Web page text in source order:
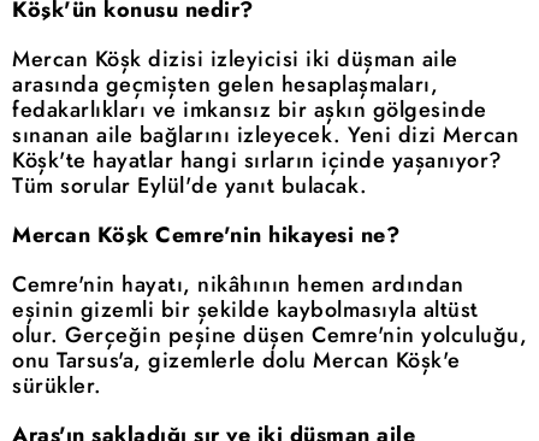
Köşk'ün konusu nedir?
Mercan Köşk dizisi izleyicisi iki düşman aile
arasında geçmişten gelen hesaplaşmaları,
fedakarlıkları ve imkansız bir aşkın gölgesinde
sınanan aile bağlarını izleyecek. Yeni dizi Mercan
Köşk'te hayatlar hangi sırların içinde yaşanıyor?
Tüm sorular Eylül'de yanıt bulacak.
Mercan Köşk Cemre'nin hikayesi ne?
Cemre'nin hayatı, nikâhının hemen ardından
eşinin gizemli bir şekilde kaybolmasıyla altüst
olur. Gerçeğin peşine düşen Cemre'nin yolculuğu,
onu Tarsus'a, gizemlerle dolu Mercan Köşk'e
sürükler.
Aras'ın sakladığı sır ve iki düşman aile